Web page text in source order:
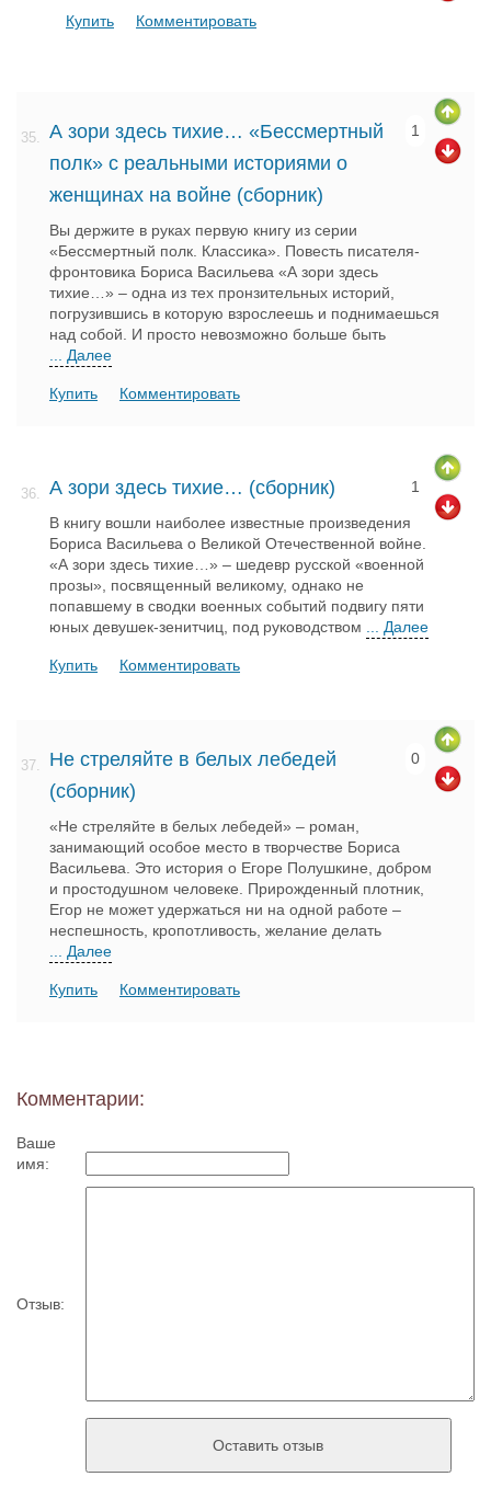
Купить Комментировать
35.
А зори здесь тихие… «Бессмертный
полк» с реальными историями о
женщинах на войне (сборник)
1
Вы держите в руках первую книгу из серии
«Бессмертный полк. Классика». Повесть писателя-
фронтовика Бориса Васильева «А зори здесь
тихие…» – одна из тех пронзительных историй,
погрузившись в которую взрослеешь и поднимаешься
над собой. И просто невозможно больше быть
... Далее
Купить Комментировать
36. А зори здесь тихие… (сборник) 1
В книгу вошли наиболее известные произведения
Бориса Васильева о Великой Отечественной войне.
«А зори здесь тихие…» – шедевр русской «военной
прозы», посвященный великому, однако не
попавшему в сводки военных событий подвигу пяти
юных девушек-зенитчиц, под руководством ... Далее
Купить Комментировать
37.
Не стреляйте в белых лебедей
(сборник)
0
«Не стреляйте в белых лебедей» – роман,
занимающий особое место в творчестве Бориса
Васильева. Это история о Егоре Полушкине, добром
и простодушном человеке. Прирожденный плотник,
Егор не может удержаться ни на одной работе –
неспешность, кропотливость, желание делать
... Далее
Купить Комментировать
Комментарии:
Ваше
имя:
Отзыв: